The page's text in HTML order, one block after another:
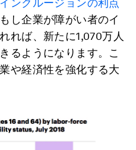
ンクルージョンの利点
し企業が障がい者のイ
れば、新たに1,070万人
るようになります。こ
や経済性を強化する大